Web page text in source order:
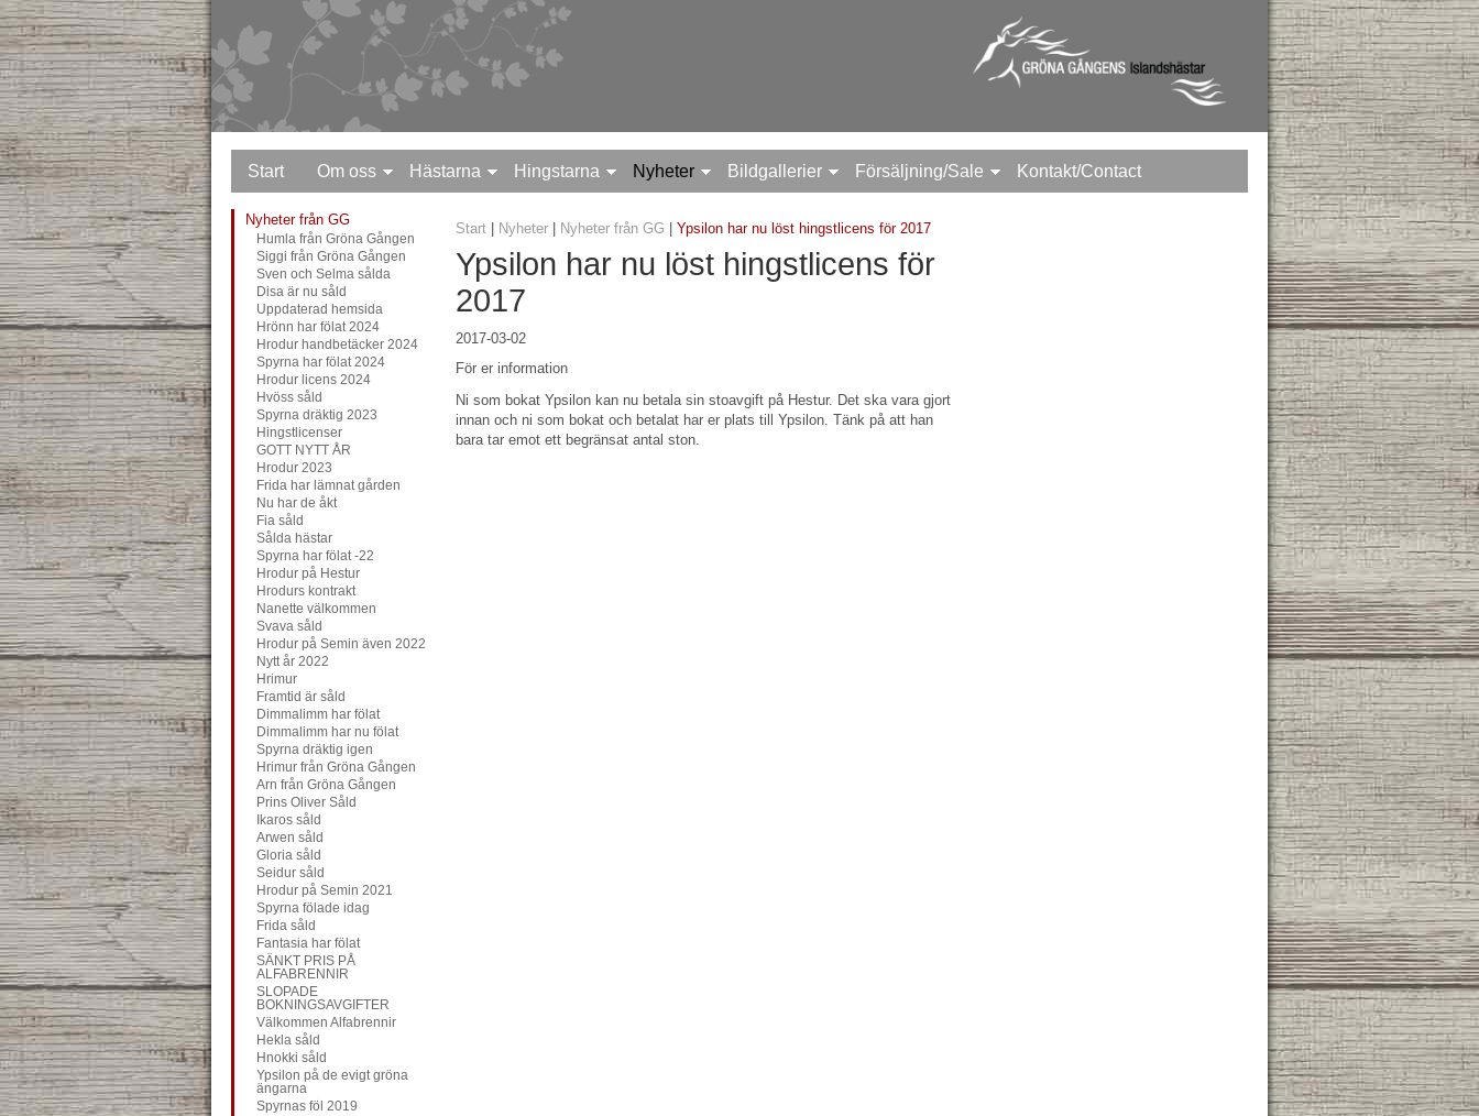
Start Om oss Hästarna Hingstarna Nyheter Bildgallerier Försäljning/Sale Kontakt/Contact
Nyheter från GG
Humla från Gröna Gången
Siggi från Gröna Gången
Sven och Selma sålda
Disa är nu såld
Uppdaterad hemsida
Hrönn har fölat 2024
Hrodur handbetäcker 2024
Spyrna har fölat 2024
Hrodur licens 2024
Hvöss såld
Spyrna dräktig 2023
Hingstlicenser
GOTT NYTT ÅR
Hrodur 2023
Frida har lämnat gården
Nu har de åkt
Fia såld
Sålda hästar
Spyrna har fölat -22
Hrodur på Hestur
Hrodurs kontrakt
Nanette välkommen
Svava såld
Hrodur på Semin även 2022
Nytt år 2022
Hrimur
Framtid är såld
Dimmalimm har fölat
Dimmalimm har nu fölat
Spyrna dräktig igen
Hrimur från Gröna Gången
Arn från Gröna Gången
Prins Oliver Såld
Ikaros såld
Arwen såld
Gloria såld
Seidur såld
Hrodur på Semin 2021
Spyrna fölade idag
Frida såld
Fantasia har fölat
SÄNKT PRIS PÅ
ALFABRENNIR
SLOPADE
BOKNINGSAVGIFTER
Välkommen Alfabrennir
Hekla såld
Hnokki såld
Ypsilon på de evigt gröna
ängarna
Spyrnas föl 2019
Start| Nyheter| Nyheter från GG | Ypsilon har nu löst hingstlicens för 2017
Ypsilon har nu löst hingstlicens för
2017
2017-03-02
För er information
Ni som bokat Ypsilon kan nu betala sin stoavgift på Hestur. Det ska vara gjort
innan och ni som bokat och betalat har er plats till Ypsilon. Tänk på att han
bara tar emot ett begränsat antal ston.